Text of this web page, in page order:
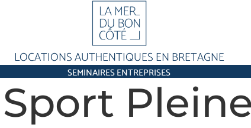
LOCATIONS AUTHENTIQUES EN BRETAGNE
SEMINAIRES ENTREPRISES
Sport